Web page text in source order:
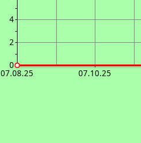
4
2
0
07.08.25 07.10.25